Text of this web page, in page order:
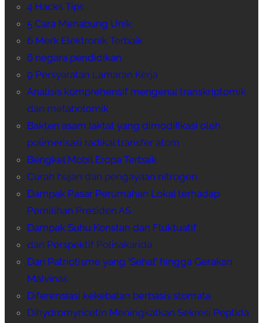
4 Hacks Tips
5 Cara Menabung Unik
6 Merk Elektronik Terbaik
6 negara pendidikan
9 Persyaratan Lamaran Kerja
Analisis komprehensif mengenai transkriptomik
dan metabolomik
Bakteri asam laktat yang dimodifikasi oleh
polimerisasi radikal transfer atom
Bengkel Mobil Eropa Terbaik
Curah hujan dan pengayaan nitrogen
Dampak Pasar Perumahan Lokal terhadap
Pemilihan Presiden AS
Dampak Suhu Konstan dan Fluktuatif
dan Perspektif Polisakarida
Dari Patriotisme yang ‘Sehat’ hingga Gerakan
Malvinas
Diferensiasi kekebalan berbasis stomata
Dihydromyricetin Meningkatkan Sekresi Peptida